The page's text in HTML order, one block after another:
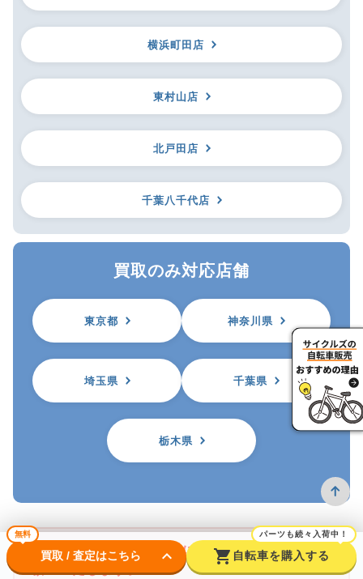
横浜町田店
東村山店
北戸田店
千葉八千代店
買取のみ対応店舗
東京都 神奈川県
埼玉県 千葉県
栃木県
※自転車を買取に出す前に防犯登録の抹消をお
願いいたします。
無料
買取 / 査定はこちら keyboard_arrow_down shopping_cart
パーツも続々入荷中！
自転車を購入する